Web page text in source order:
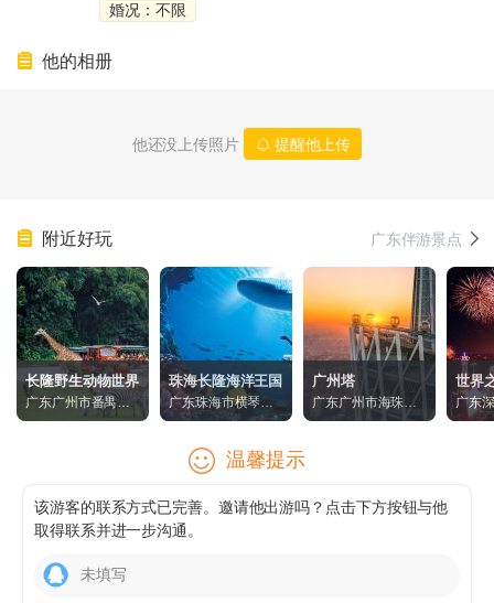
婚况：不限
他的相册
他还没上传照片 提醒他上传
附近好玩 广东伴游景点
长隆野生动物世界
广东广州市番禺区
大石镇105国道大石
珠海长隆海洋王国
广东珠海市横琴新
区富祥湾珠海长隆
广州塔
广东广州市海珠区
阅江西路222号
世界
广东
华侨
温馨提示
该游客的联系方式已完善。邀请他出游吗？点击下方按钮与他
取得联系并进一步沟通。
未填写